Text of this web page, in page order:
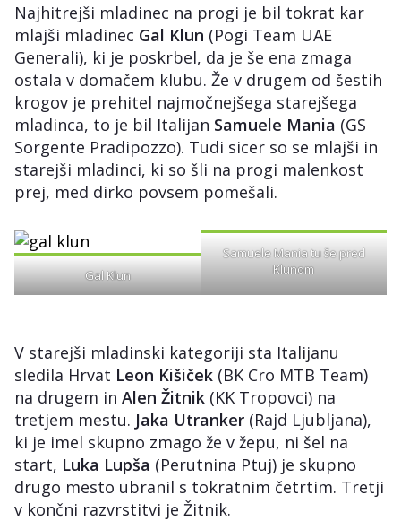
Najhitrejši mladinec na progi je bil tokrat kar
mlajši mladinec Gal Klun (Pogi Team UAE
Generali), ki je poskrbel, da je še ena zmaga
ostala v domačem klubu. Že v drugem od šestih
krogov je prehitel najmočnejšega starejšega
mladinca, to je bil Italijan Samuele Mania (GS
Sorgente Pradipozzo). Tudi sicer so se mlajši in
starejši mladinci, ki so šli na progi malenkost
prej, med dirko povsem pomešali.
Gal Klun
Samuele Mania tu še pred
Klunom
V starejši mladinski kategoriji sta Italijanu
sledila Hrvat Leon Kišiček (BK Cro MTB Team)
na drugem in Alen Žitnik (KK Tropovci) na
tretjem mestu. Jaka Utranker (Rajd Ljubljana),
ki je imel skupno zmago že v žepu, ni šel na
start, Luka Lupša (Perutnina Ptuj) je skupno
drugo mesto ubranil s tokratnim četrtim. Tretji
v končni razvrstitvi je Žitnik.